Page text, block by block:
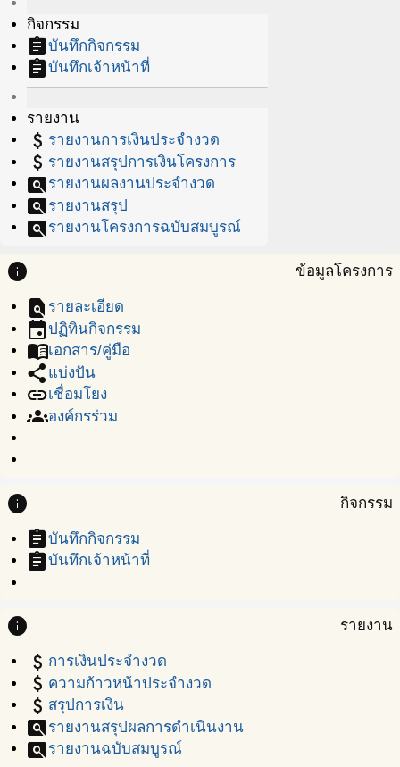
กิจกรรม
assignmentบันทึกกิจกรรม
assignmentบันทึกเจ้าหน้าที่
รายงาน
attach_money รายงานการเงินประจำงวด
attach_money รายงานสรุปการเงินโครงการ
pageviewรายงานผลงานประจำงวด
pageviewรายงานสรุป
pageviewรายงานโครงการฉบับสมบูรณ์
info ข้อมูลโครงการ
find_in_page รายละเอียด
eventปฏิทินกิจกรรม
menu_bookเอกสาร/คู่มือ
share แบ่งปัน
linkเชื่อมโยง
groupsองค์กรร่วม
info กิจกรรม
assignmentบันทึกกิจกรรม
assignmentบันทึกเจ้าหน้าที่
info รายงาน
attach_money การเงินประจำงวด
attach_money ความก้าวหน้าประจำงวด
attach_money สรุปการเงิน
pageviewรายงานสรุปผลการดำเนินงาน
pageviewรายงานฉบับสมบูรณ์